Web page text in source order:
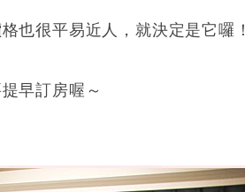
也很平易近人，就決定是它囉！
早訂房喔～